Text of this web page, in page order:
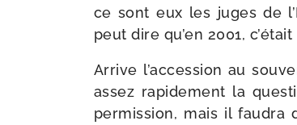
ce sont eux les juges de
peut dire qu’en 2001,
Arrive l’ac­ces­sion au
assez rapi­de­ment la
per­mis­sion, mais il fau­dra